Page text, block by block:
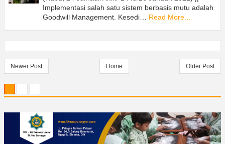
Implementasi salah satu sistem berbasis mutu adalah
Goodwill Management. Kesedi…
Read More...
Newer Post Older Post
Home